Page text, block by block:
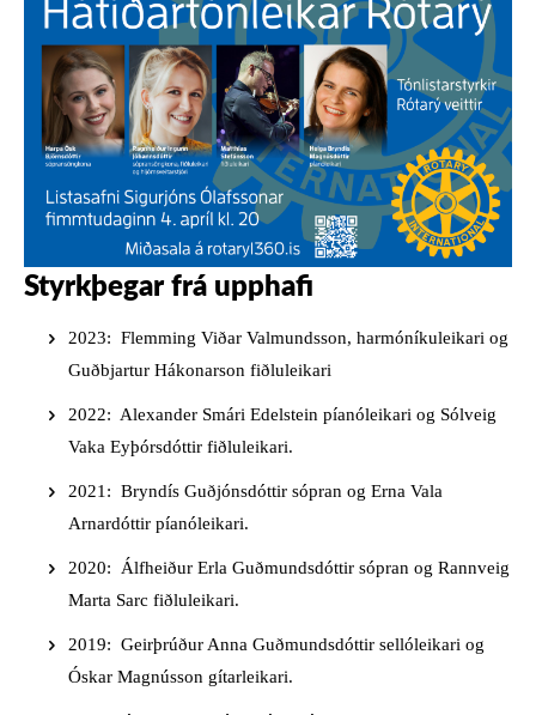
Styrkþegar frá upphafi
2023: Flemming Viðar Valmundsson, harmóníkuleikari og
Guðbjartur Hákonarson fiðluleikari
2022: Alexander Smári Edelstein píanóleikari og Sólveig
Vaka Eyþórsdóttir fiðluleikari.
2021: Bryndís Guðjónsdóttir sópran og Erna Vala
Arnardóttir píanóleikari.
2020: Álfheiður Erla Guðmundsdóttir sópran og Rannveig
Marta Sarc fiðluleikari.
2019: Geirþrúður Anna Guðmundsdóttir sellóleikari og
Óskar Magnússon gítarleikari.